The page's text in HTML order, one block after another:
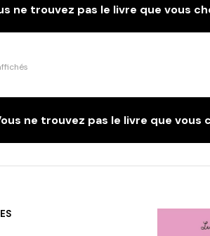
ne trouvez pas le livre que vous
au
ancien
ne trouvez pas le livre que